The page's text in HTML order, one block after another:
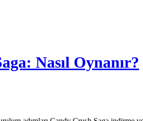
Nasıl Oynanır?